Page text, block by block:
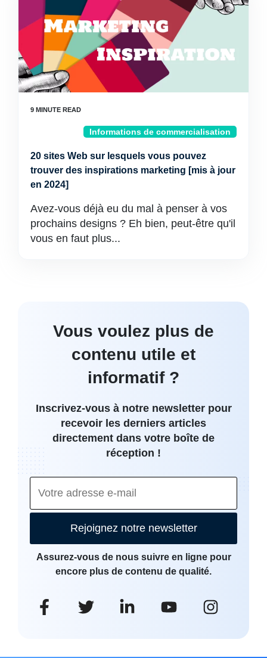
Informations de commercialisation
20 sites Web sur lesquels vous pouvez
trouver des inspirations marketing [mis à jour
en 2024]
Avez-vous déjà eu du mal à penser à vos
prochains designs ? Eh bien, peut-être qu'il
vous en faut plus...
Vous voulez plus de
contenu utile et
informatif ?
Inscrivez-vous à notre newsletter pour
recevoir les derniers articles
directement dans votre boîte de
réception !
Rejoignez notre newsletter
Assurez-vous de nous suivre en ligne pour
encore plus de contenu de qualité.